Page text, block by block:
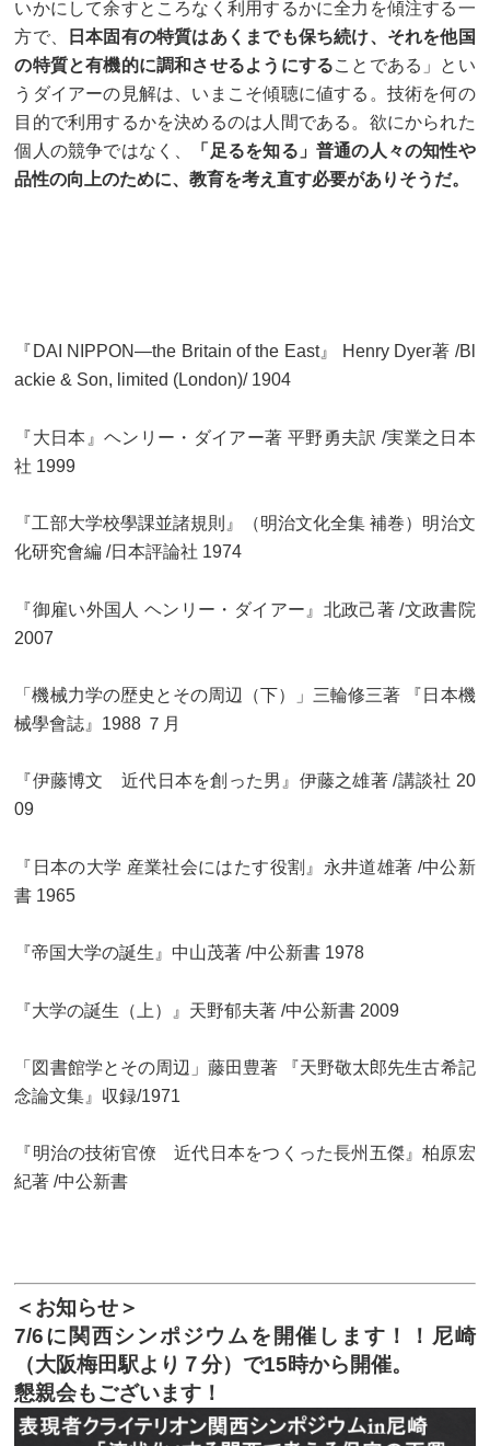
いかにして余すところなく利用するかに全力を傾注する一
方で、
日本固有の特質はあくまでも保ち続け、それを他国
の特質と有機的に調和させるようにすることである」とい
うダイアーの見解は、いまこそ傾聴に値する。技術を何の
目的で利用するかを決めるのは人間である。欲にかられた
個人の競争ではなく、
「足るを知る」普通の人々の知性や
品性の向上のために、教育を考え直す必要がありそうだ。
『DAI NIPPON—the Britain of the East』 Henry Dyer著 /Bl
ackie & Son, limited (London)/ 1904
『大日本』ヘンリー・ダイアー著 平野勇夫訳 /実業之日本
社 1999
『工部大学校學課並諸規則』（明治文化全集 補巻）明治文
化研究會編 /日本評論社 1974
『御雇い外国人 ヘンリー・ダイアー』北政己著 /文政書院
2007
「機械力学の歴史とその周辺（下）」三輪修三著 『日本機
械學會誌』1988 ７月
『伊藤博文 近代日本を創った男』伊藤之雄著 /講談社 20
09
『日本の大学 産業社会にはたす役割』永井道雄著 /中公新
書 1965
『帝国大学の誕生』中山茂著 /中公新書 1978
『大学の誕生（上）』天野郁夫著 /中公新書 2009
「図書館学とその周辺」藤田豊著 『天野敬太郎先生古希記
念論文集』収録/1971
『明治の技術官僚 近代日本をつくった長州五傑』柏原宏
紀著 /中公新書
＜お知らせ＞
7/6に関西シンポジウムを開催します！！尼崎
（大阪梅田駅より７分）で15時から開催。
懇親会もございます！